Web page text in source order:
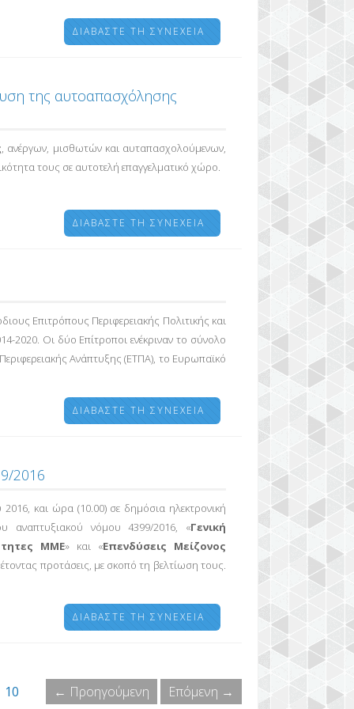
ΔΙΑΒΆΣΤΕ ΤΗ ΣΥΝΈΧΕΙΑ
της αυτοαπασχόλησης
, ανέργων, μισθωτών και αυταπασχολούμενων,
τους σε αυτοτελή επαγγελματικό χώρο.
ΔΙΑΒΆΣΤΕ ΤΗ ΣΥΝΈΧΕΙΑ
Επιτρόπους Περιφερειακής Πολιτικής και
2020. Οι δύο Επίτροποι ενέκριναν το σύνολο
Ανάπτυξης (ΕΤΠΑ), το Ευρωπαϊκό
ΔΙΑΒΆΣΤΕ ΤΗ ΣΥΝΈΧΕΙΑ
2016
και ώρα (10.00) σε δημόσια ηλεκτρονική
αναπτυξιακού νόμου 4399/2016, «Γενική
ΜΜΕ» και «Επενδύσεις Μείζονος
προτάσεις, με σκοπό τη βελτίωση τους.
ΔΙΑΒΆΣΤΕ ΤΗ ΣΥΝΈΧΕΙΑ
10 ← Προηγούμενη Επόμενη →